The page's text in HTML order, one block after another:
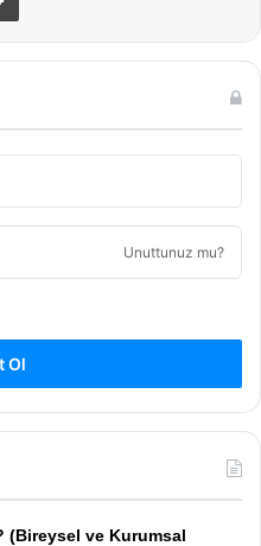
Unuttunuz mu?
Ol
(Bireysel ve Kurumsal